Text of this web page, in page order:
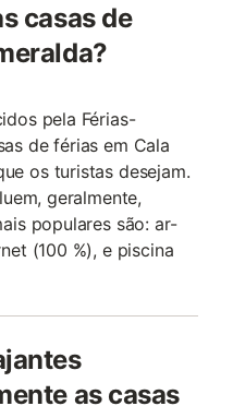
casas de
pela Férias-
de férias em Cala
os turistas desejam.
geralmente,
populares são: ar-
(100 %), e piscina
as casas